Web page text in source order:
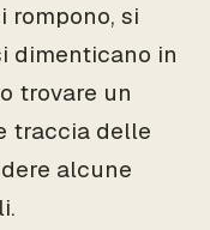
rompono, si
dimenticano in
trovare un
traccia delle
alcune